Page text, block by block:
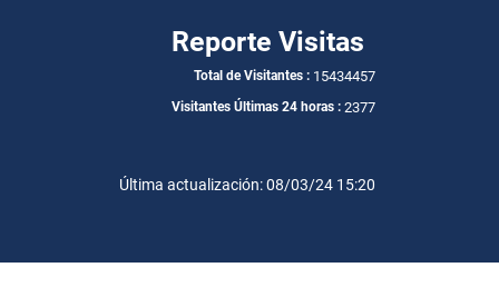
Reporte Visitas
Total de Visitantes : 15434457
Visitantes Últimas 24 horas : 2377
Última actualización: 08/03/24 15:20